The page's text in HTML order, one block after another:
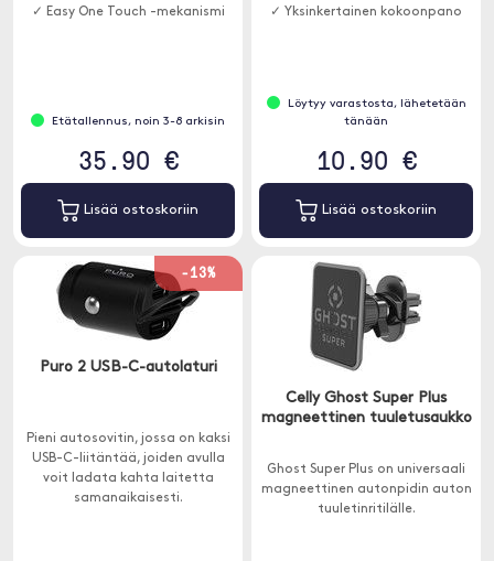
✓ Easy One Touch -mekanismi
Etätallennus, noin 3-8 arkisin
35.90 €
Lisää ostoskoriin
✓ Yksinkertainen kokoonpano
Löytyy varastosta, lähetetään
tänään
10.90 €
Lisää ostoskoriin
-13%
Puro 2 USB-C-autolaturi
Pieni autosovitin, jossa on kaksi
USB-C-liitäntää, joiden avulla
voit ladata kahta laitetta
samanaikaisesti.
Celly Ghost Super Plus
magneettinen tuuletusaukko
Ghost Super Plus on universaali
magneettinen autonpidin auton
tuuletinritilälle.